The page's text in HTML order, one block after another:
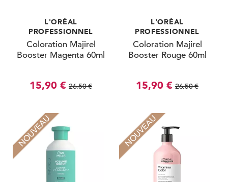
L'ORÉAL
PROFESSIONNEL
Coloration Majirel
Booster Magenta 60ml
15,90 € 26,50 €
L'ORÉAL
PROFESSIONNEL
Coloration Majirel
Booster Rouge 60ml
15,90 € 26,50 €
NOUVEAU NOUVEAU